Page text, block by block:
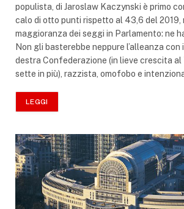
populista, di Jaroslaw Kaczynski è primo
calo di otto punti rispetto al 43,6 del 2019,
maggioranza dei seggi in Parlamento: ne
Non gli basterebbe neppure l’alleanza
destra Confederazione (in lieve crescita al
sette in più), razzista, omofobo e
LEGGI